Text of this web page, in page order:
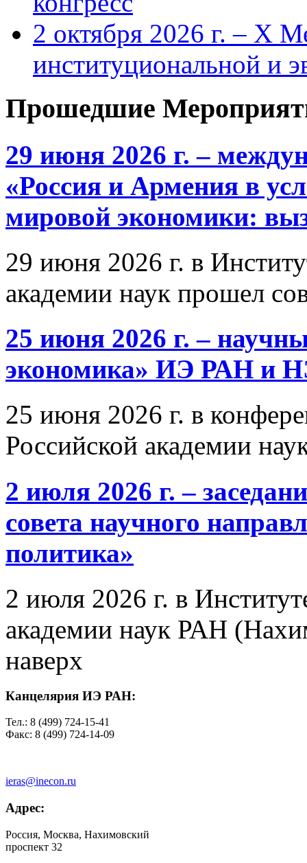
2 октября 2026 г. – X
институциональной и
Прошедшие
29 июня 2026 г. –
«Россия и Армения в
мировой экономики:
29 июня 2026 г. в
академии наук прошел
25 июня 2026 г. –
экономика» ИЭ РАН и
25 июня 2026 г. в
Российской академии
2 июля 2026 г. –
совета научного
политика»
2 июля 2026 г. в
академии наук РАН
наверх
Канцелярия ИЭ РАН:
Тел.: 8 (499) 724-15-41
Факс: 8 (499) 724-14-09
ieras@inecon.ru
Адрес:
Россия, Москва, Нахимовский
проспект 32